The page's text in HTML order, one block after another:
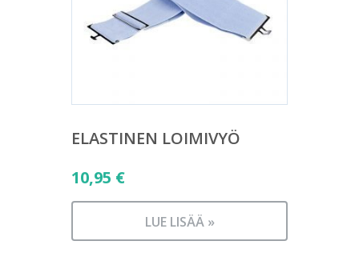
ELASTINEN LOIMIVYÖ
10,95 €
LUE LISÄÄ »